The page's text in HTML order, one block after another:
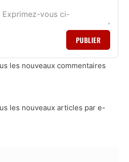
PUBLIER
les nouveaux commentaires
les nouveaux articles par e-